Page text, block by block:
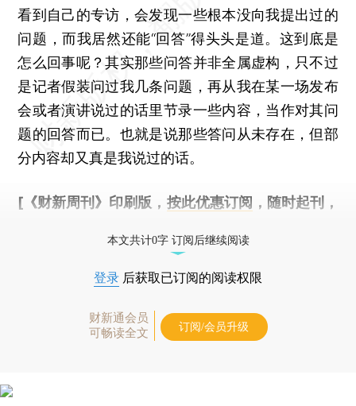
看到自己的专访，会发现一些根本没向我提出过的
问题，而我居然还能“回答”得头头是道。这到底是
怎么回事呢？其实那些问答并非全属虚构，只不过
是记者假装问过我几条问题，再从我在某一场发布
会或者演讲说过的话里节录一些内容，当作对其问
题的回答而已。也就是说那些答问从未存在，但部
分内容却又真是我说过的话。
[《财新周刊》印刷版， 按此优惠订阅 ，随时起刊，
本文共计0字 订阅后继续阅读
登录 后获取已订阅的阅读权限
财新通会员
可畅读全文
订阅/会员升级